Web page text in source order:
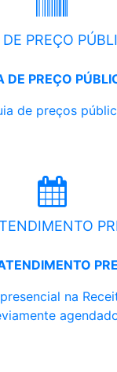
PREÇO
DE PREÇO
de preços
na